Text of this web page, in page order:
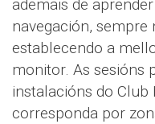
ademais de
navegación,
establecendo a
monitor. As sesións
instalacións do
corresponda por